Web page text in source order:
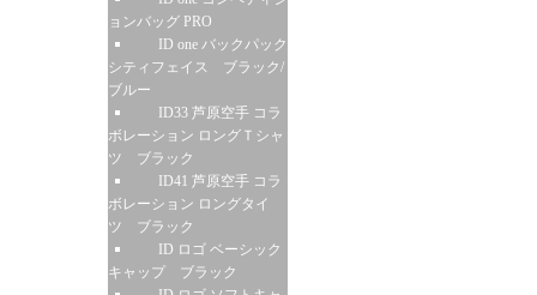
ョンバッグ PRO
ID one バックパック
シティフェイス ブラック/
ブルー
ID33 芦原空手 コラ
ボレーション ロングＴシャ
ツ ブラック
ID41 芦原空手 コラ
ボレーション ロングタイ
ツ ブラック
ID ロゴ ベーシック
キャップ ブラック